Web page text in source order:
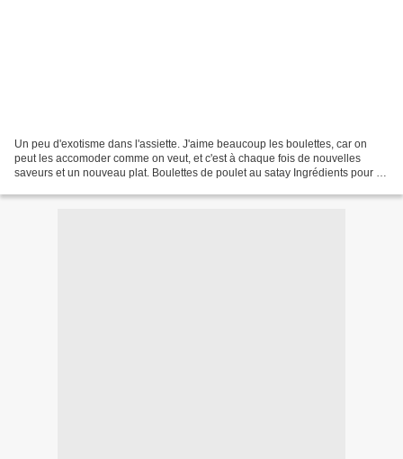
Un peu d'exotisme dans l'assiette. J'aime beaucoup les boulettes, car on
peut les accomoder comme on veut, et c'est à chaque fois de nouvelles
saveurs et un nouveau plat. Boulettes de poulet au satay Ingrédients pour 4